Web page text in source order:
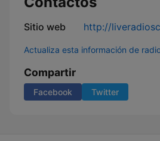
Sitio web http://
Actualiza esta información de
Compartir
Facebook Twitter